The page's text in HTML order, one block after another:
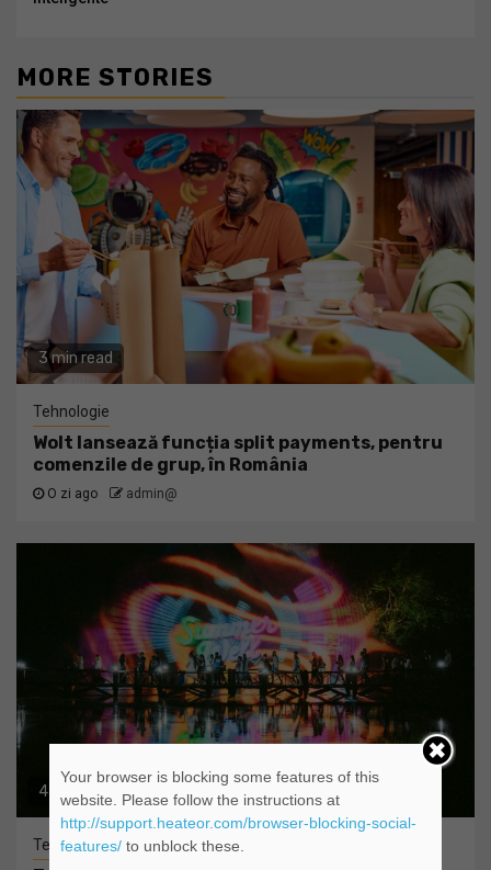
MORE STORIES
3 min read
Tehnologie
Wolt lansează funcția split payments, pentru
comenzile de grup, în România
O zi ago admin@
4 min read
Tehnologie
Your browser is blocking some features of this
website. Please follow the instructions at
http://support.heateor.com/browser-blocking-social-
features/to unblock these.